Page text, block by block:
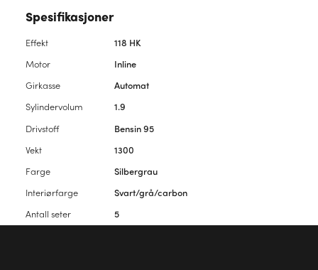
Spesifikasjoner
Effekt
118 HK
Motor
Inline
Girkasse
Automat
Sylindervolum
1.9
Drivstoff
Bensin 95
Vekt
1300
Farge
Silbergrau
Interiørfarge
Svart/grå/carbon
Antall seter
5